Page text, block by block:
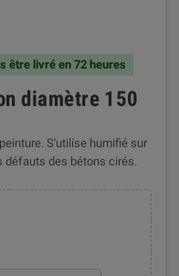
être livré en 72 heures
diamètre 150
S'utilise humifié sur
défauts des bétons cirés.